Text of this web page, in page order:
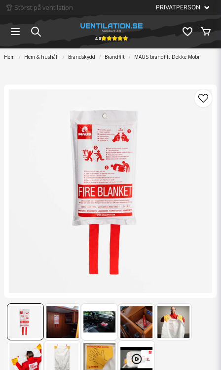
🏆 Störst på ventilation
4.8
Hem Hem & hushåll Brandskydd Brandfilt MAUS brandfilt Dekke Mobil